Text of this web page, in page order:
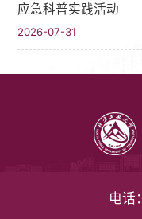
应急科普实践活动
2026-07-31
电话：